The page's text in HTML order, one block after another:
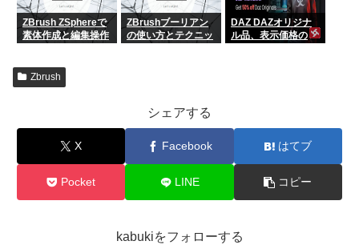
ZBrush ZSphereで
素体作成と編集操作
ZBrushブーリアン
の使い方とテクニッ
DAZ DAZオリジナ
ル品、表示価格の
Zbrush
シェアする
X Facebook はてブ
Pocket LINE コピー
kabukiをフォローする